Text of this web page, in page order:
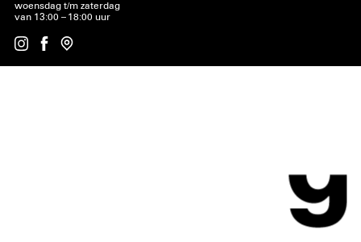
woensdag t/m zaterdag
van 13:00 – 18:00 uur